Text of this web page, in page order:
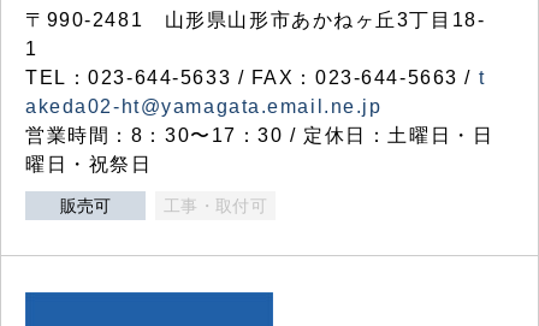
〒990-2481 山形県山形市あかねヶ丘3丁目18-
1
TEL：023-644-5633 / FAX：023-644-5663 / t
akeda02-ht@yamagata.email.ne.jp
営業時間：8：30〜17：30 / 定休日：土曜日・日
曜日・祝祭日
販売可 工事・取付可